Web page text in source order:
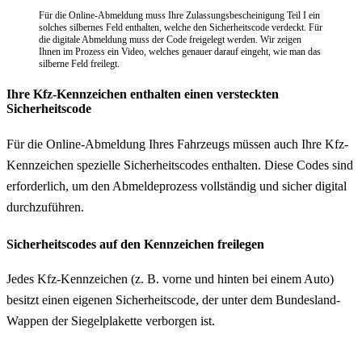
Für die Online-Abmeldung muss Ihre Zulassungsbescheinigung Teil I ein
solches silbernes Feld enthalten, welche den Sicherheitscode verdeckt. Für
die digitale Abmeldung muss der Code freigelegt werden. Wir zeigen
Ihnen im Prozess ein Video, welches genauer darauf eingeht, wie man das
silberne Feld freilegt.
Ihre Kfz-Kennzeichen enthalten einen versteckten
Sicherheitscode
Für die Online-Abmeldung Ihres Fahrzeugs müssen auch Ihre Kfz-
Kennzeichen spezielle Sicherheitscodes enthalten. Diese Codes sind
erforderlich, um den Abmeldeprozess vollständig und sicher digital
durchzuführen.
Sicherheitscodes auf den Kennzeichen freilegen
Jedes Kfz-Kennzeichen (z. B. vorne und hinten bei einem Auto)
besitzt einen eigenen Sicherheitscode, der unter dem Bundesland-
Wappen der Siegelplakette verborgen ist.